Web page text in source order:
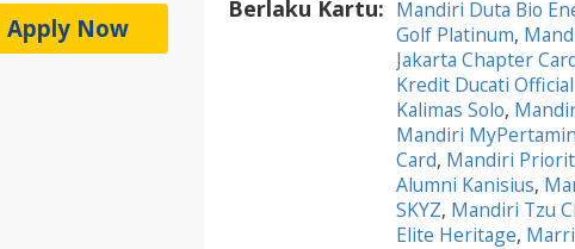
Apply Now
Berlaku Kartu: Mandiri Duta Bio
Golf Platinum,
Jakarta Chapter
Kredit Ducati
Kalimas Solo,
Mandiri
Card, Mandiri
Alumni Kanisius,
SKYZ, Mandiri Tzu
Elite Heritage,